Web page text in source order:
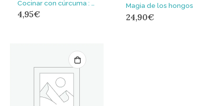
4,95€
Magia de los hongos
24,90€